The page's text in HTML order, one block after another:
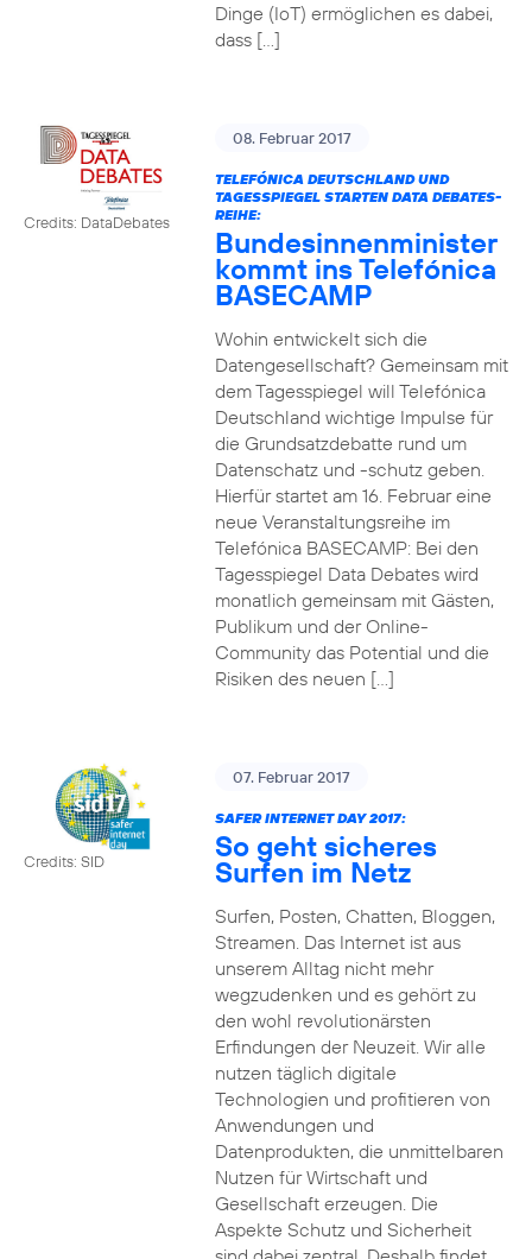
Dinge (IoT) ermöglichen es dabei,
dass […]
Credits: DataDebates
08. Februar 2017
TELEFÓNICA DEUTSCHLAND UND
TAGESSPIEGEL STARTEN DATA DEBATES-
REIHE:
Bundesinnenminister
kommt ins Telefónica
BASECAMP
Wohin entwickelt sich die
Datengesellschaft? Gemeinsam mit
dem Tagesspiegel will Telefónica
Deutschland wichtige Impulse für
die Grundsatzdebatte rund um
Datenschatz und -schutz geben.
Hierfür startet am 16. Februar eine
neue Veranstaltungsreihe im
Telefónica BASECAMP: Bei den
Tagesspiegel Data Debates wird
monatlich gemeinsam mit Gästen,
Publikum und der Online-
Community das Potential und die
Risiken des neuen […]
Credits: SID
07. Februar 2017
SAFER INTERNET DAY 2017:
So geht sicheres
Surfen im Netz
Surfen, Posten, Chatten, Bloggen,
Streamen. Das Internet ist aus
unserem Alltag nicht mehr
wegzudenken und es gehört zu
den wohl revolutionärsten
Erfindungen der Neuzeit. Wir alle
nutzen täglich digitale
Technologien und profitieren von
Anwendungen und
Datenprodukten, die unmittelbaren
Nutzen für Wirtschaft und
Gesellschaft erzeugen. Die
Aspekte Schutz und Sicherheit